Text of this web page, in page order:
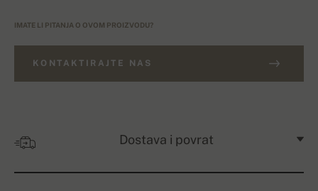
IMATE LI PITANJA O OVOM PROIZVODU?
KONTAKTIRAJTE NAS
Dostava i povrat